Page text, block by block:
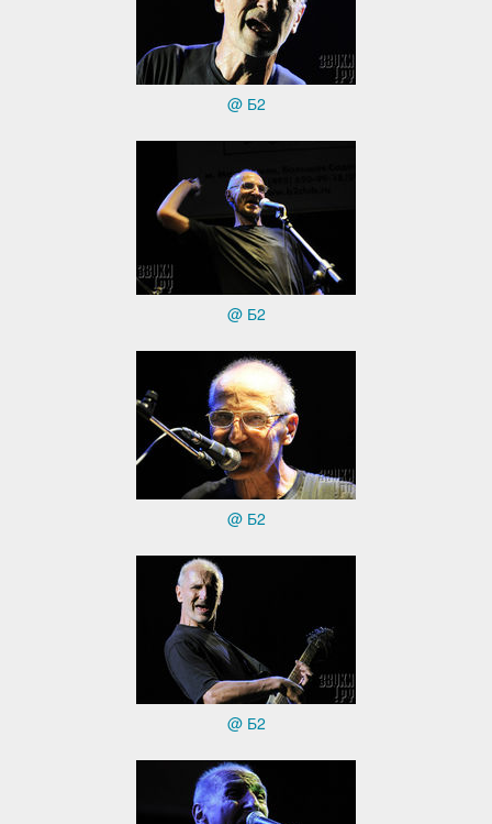
@ Б2
@ Б2
@ Б2
@ Б2